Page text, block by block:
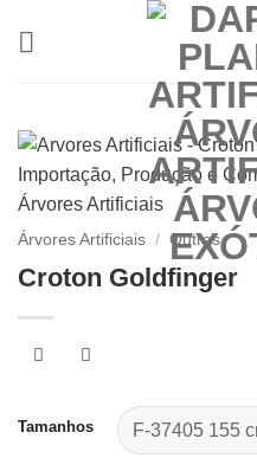
Árvores Artificiais / Outras
Croton Goldfinger
Tamanhos